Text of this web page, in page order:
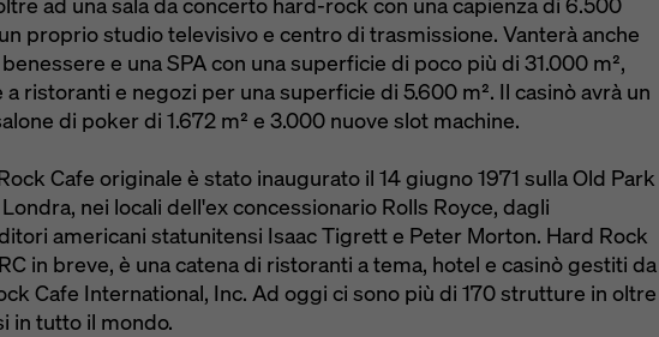
proprio studio televisivo e centro di trasmissione. Vanterà anche
e una SPA con una superficie di poco più di 31.000 m²,
a ristoranti e negozi per una superficie di 5.600 m². Il casinò avrà un
di poker di 1.672 m² e 3.000 nuove slot machine.
Cafe originale è stato inaugurato il 14 giugno 1971 sulla Old Park
nei locali dell'ex concessionario Rolls Royce, dagli
americani statunitensi Isaac Tigrett e Peter Morton. Hard Rock
in breve, è una catena di ristoranti a tema, hotel e casinò gestiti da
Cafe International, Inc. Ad oggi ci sono più di 170 strutture in oltre
in tutto il mondo.